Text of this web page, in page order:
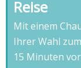
Reise
Mit einem
Ihrer Wahl
15 Minuten